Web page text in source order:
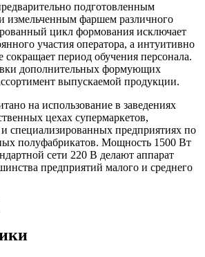
подготовленным
измельченным фаршем различного
цикл формования исключает
участия оператора, а интуитивно
сокращает период обучения персонала.
дополнительных формующих
выпускаемой продукции.
на использование в заведениях
цехах супермаркетов,
специализированных предприятиях по
полуфабрикатов. Мощность 1500 Вт
сети 220 В делают аппарат
предприятий малого и среднего